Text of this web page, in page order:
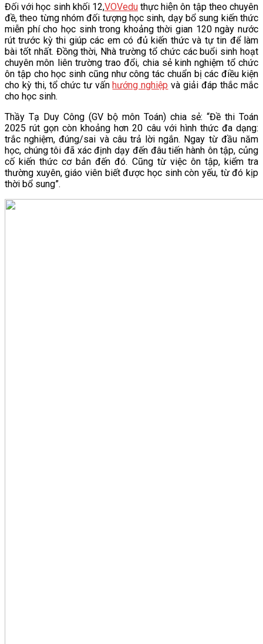
Đối với học sinh khối 12,VOVeduthực hiện ôn tập theo chuyên
đề, theo từng nhóm đối tượng học sinh, dạy bổ sung kiến thức
miễn phí cho học sinh trong khoảng thời gian 120 ngày nước
rút trước kỳ thi giúp các em có đủ kiến thức và tự tin để làm
bài tốt nhất. Đồng thời, Nhà trường tổ chức các buổi sinh hoạt
chuyên môn liên trường trao đổi, chia sẻ kinh nghiệm tổ chức
ôn tập cho học sinh cũng như công tác chuẩn bị các điều kiện
cho kỳ thi, tổ chức tư vấnhướng nghiệp và giải đáp thắc mắc
cho học sinh.
Thầy Tạ Duy Công (GV bộ môn Toán) chia sẻ: “Đề thi Toán
2025 rút gọn còn khoảng hơn 20 câu với hình thức đa dạng:
trắc nghiệm, đúng/sai và câu trả lời ngắn. Ngay từ đầu năm
học, chúng tôi đã xác định dạy đến đâu tiến hành ôn tập, củng
cố kiến thức cơ bản đến đó. Cũng từ việc ôn tập, kiểm tra
thường xuyên, giáo viên biết được học sinh còn yếu, từ đó kịp
thời bổ sung”.